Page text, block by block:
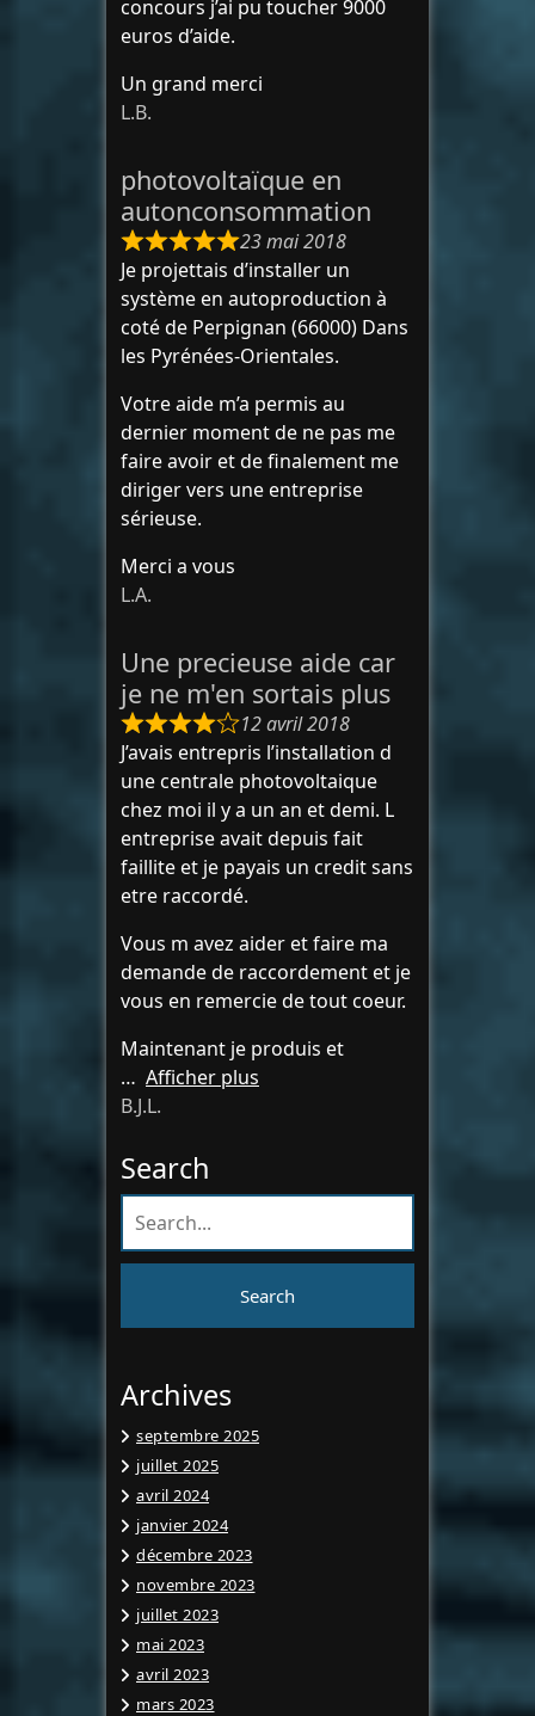
concours j’ai pu toucher 9000
euros d’aide.
Un grand merci
L.B.
photovoltaïque en
autonconsommation
23 mai 2018
Je projettais d’installer un
système en autoproduction à
coté de Perpignan (66000) Dans
les Pyrénées-Orientales.
Votre aide m’a permis au
dernier moment de ne pas me
faire avoir et de finalement me
diriger vers une entreprise
sérieuse.
Merci a vous
L.A.
Une precieuse aide car
je ne m'en sortais plus
12 avril 2018
J’avais entrepris l’installation d
une centrale photovoltaique
chez moi il y a un an et demi. L
entreprise avait depuis fait
faillite et je payais un credit sans
etre raccordé.
Vous m avez aider et faire ma
demande de raccordement et je
vous en remercie de tout coeur.
Maintenant je produis et
Afficher plus
B.J.L.
Search
Archives
septembre 2025
juillet 2025
avril 2024
janvier 2024
décembre 2023
novembre 2023
juillet 2023
mai 2023
avril 2023
mars 2023